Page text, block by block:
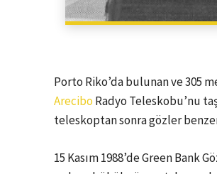
Porto Riko’da bulunan ve 305
Arecibo Radyo Teleskobu’nu
teleskoptan sonra gözler
15 Kasım 1988’de Green